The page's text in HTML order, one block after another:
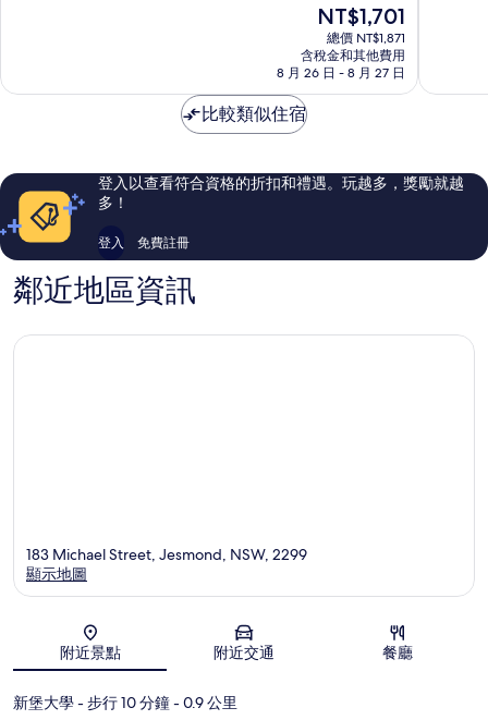
蒙
錯
評
論
現
在
價
格
為
NT$1,701
總價 NT$1,871
含稅金和其他費用
8 月 26 日 - 8 月 27 日
爾
錯
評
論
比較類似住宿
登入以查看符合資格的折扣和禮遇。玩越多，獎勵就越
多！
登入 免費註冊
鄰近地區資訊
地圖
183 Michael Street, Jesmond, NSW, 2299
顯示地圖
附近景點 附近交通 餐廳
新堡大學- 步行 10 分鐘- 0.9 公里